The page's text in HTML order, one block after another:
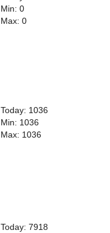
Min: 0
Max: 0
Today: 1036
Min: 1036
Max: 1036
Today: 7918